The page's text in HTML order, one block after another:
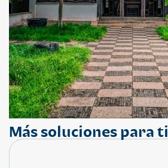
Más soluciones para ti